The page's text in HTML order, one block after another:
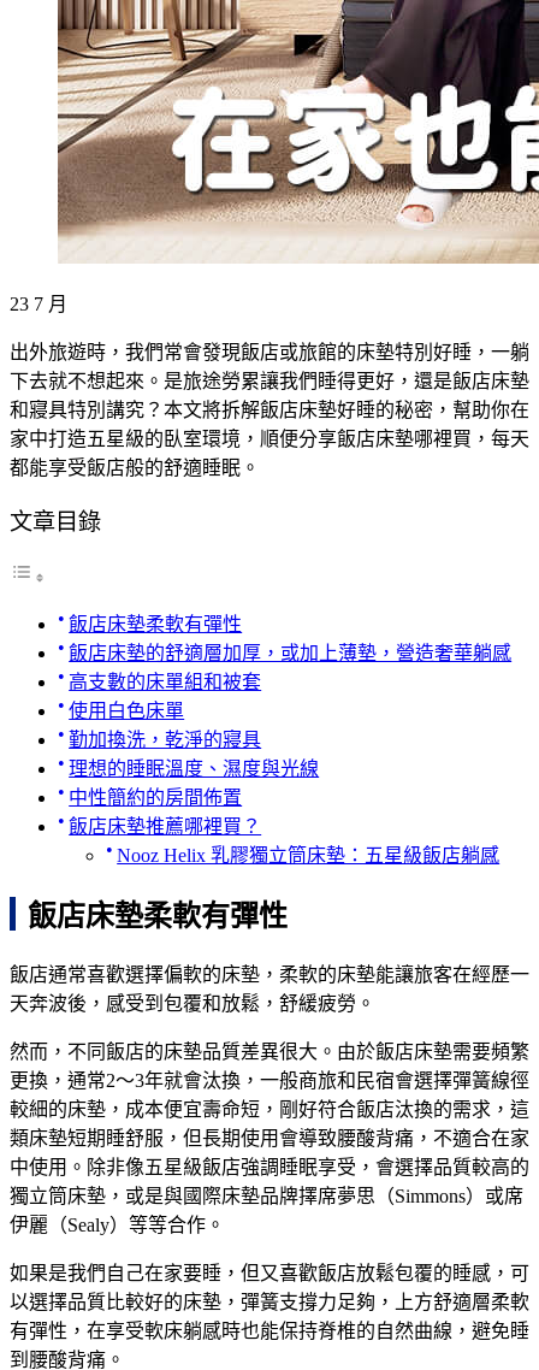
23 7 月
出外旅遊時，我們常會發現飯店或旅館的床墊特別好睡，一躺
下去就不想起來。是旅途勞累讓我們睡得更好，還是飯店床墊
和寢具特別講究？本文將拆解飯店床墊好睡的秘密，幫助你在
家中打造五星級的臥室環境，順便分享飯店床墊哪裡買，每天
都能享受飯店般的舒適睡眠。
文章目錄
飯店床墊柔軟有彈性
飯店床墊的舒適層加厚，或加上薄墊，營造奢華躺感
高支數的床單組和被套
使用白色床單
勤加換洗，乾淨的寢具
理想的睡眠溫度、濕度與光線
中性簡約的房間佈置
飯店床墊推薦哪裡買？
Nooz Helix 乳膠獨立筒床墊：五星級飯店躺感
飯店床墊柔軟有彈性
飯店通常喜歡選擇偏軟的床墊，柔軟的床墊能讓旅客在經歷一
天奔波後，感受到包覆和放鬆，舒緩疲勞。
然而，不同飯店的床墊品質差異很大。由於飯店床墊需要頻繁
更換，通常2～3年就會汰換，一般商旅和民宿會選擇彈簧線徑
較細的床墊，成本便宜壽命短，剛好符合飯店汰換的需求，這
類床墊短期睡舒服，但長期使用會導致腰酸背痛，不適合在家
中使用。除非像五星級飯店強調睡眠享受，會選擇品質較高的
獨立筒床墊，或是與國際床墊品牌擇席夢思（Simmons）或席
伊麗（Sealy）等等合作。
如果是我們自己在家要睡，但又喜歡飯店放鬆包覆的睡感，可
以選擇品質比較好的床墊，彈簧支撐力足夠，上方舒適層柔軟
有彈性，在享受軟床躺感時也能保持脊椎的自然曲線，避免睡
到腰酸背痛。